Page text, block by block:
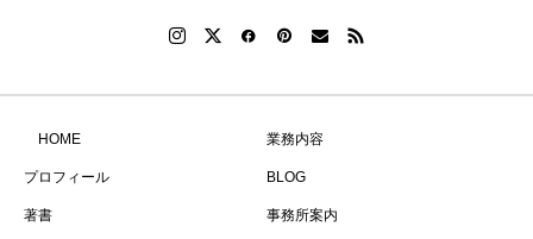
HOME 業務内容
プロフィール BLOG
著書 事務所案内